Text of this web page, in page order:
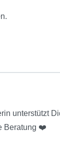
unterstützt
Beratung ❤️